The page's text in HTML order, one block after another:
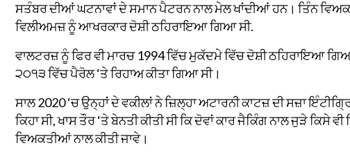
ਸਤੰਬਰ ਦੀਆਂ ਘਟਨਾਵਾਂ ਦੇ ਸਮਾਨ ਪੈਟਰਨ ਨਾਲ ਮੇਲ ਖਾਂਦੀਆਂ ਹਨ। ਤਿੰਨ
ਵਿਲੀਅਮਜ਼ ਨੂੰ ਆਖਰਕਾਰ ਦੋਸ਼ੀ ਠਹਿਰਾਇਆ ਗਿਆ ਸੀ.
ਵਾਲਟਰਜ਼ ਨੂੰ ਫਿਰ ਵੀ ਮਾਰਚ 1994 ਵਿੱਚ ਮੁਕੱਦਮੇ ਵਿੱਚ ਦੋਸ਼ੀ ਠਹਿਰਾਇਆ
੨੦੧੩ ਵਿੱਚ ਪੈਰੋਲ ‘ਤੇ ਰਿਹਾਅ ਕੀਤਾ ਗਿਆ ਸੀ।
ਸਾਲ 2020 ‘ਚ ਉਨ੍ਹਾਂ ਦੇ ਵਕੀਲਾਂ ਨੇ ਜ਼ਿਲ੍ਹਾ ਅਟਾਰਨੀ ਕਾਟਜ਼ ਦੀ ਸਜ਼ਾ
ਕਿਹਾ ਸੀ, ਖਾਸ ਤੌਰ ‘ਤੇ ਬੇਨਤੀ ਕੀਤੀ ਸੀ ਕਿ ਦੋਵਾਂ ਕਾਰ ਜੈਕਿੰਗ ਨਾਲ ਜੁੜੇ ਕਿਸੇ
ਵਿਅਕਤੀਆਂ ਨਾਲ ਕੀਤੀ ਜਾਵੇ।